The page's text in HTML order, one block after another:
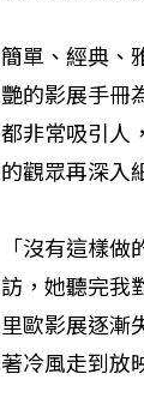
簡單、經典、
艷的影展手冊
都非常吸引人
的觀眾再深入
「沒有這樣
訪，她聽完我
里歐影展逐漸
著冷風走到放